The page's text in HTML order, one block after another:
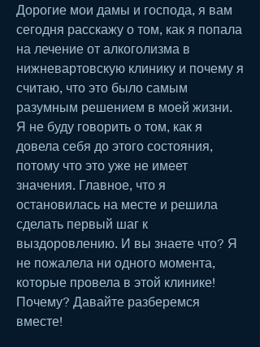
Дорогие мои дамы и господа, я вам
сегодня расскажу о том, как я попала
на лечение от алкоголизма в
нижневартовскую клинику и почему я
считаю, что это было самым
разумным решением в моей жизни.
Я не буду говорить о том, как я
довела себя до этого состояния,
потому что это уже не имеет
значения. Главное, что я
остановилась на месте и решила
сделать первый шаг к
выздоровлению. И вы знаете что? Я
не пожалела ни одного момента,
которые провела в этой клинике!
Почему? Давайте разберемся
вместе!